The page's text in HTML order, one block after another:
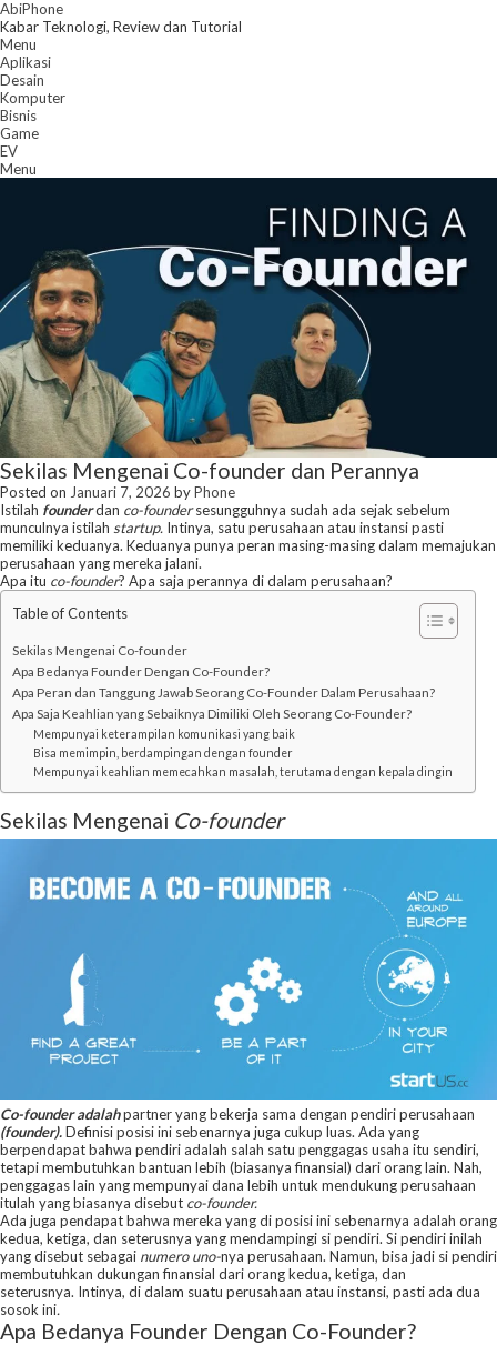
Skip
to
content
AbiPhone
Kabar Teknologi, Review dan Tutorial
Menu
Aplikasi
Desain
Komputer
Bisnis
Game
EV
Menu
Sekilas Mengenai Co-founder dan Perannya
Posted on Januari 7, 2026 byPhone
Istilah founderdan co-foundersesungguhnya sudah ada sejak sebelum
munculnya istilah startup. Intinya, satu perusahaan atau instansi pasti
memiliki keduanya. Keduanya punya peran masing-masing dalam memajukan
perusahaan yang mereka jalani.
Apa itu co-founder? Apa saja perannya di dalam perusahaan?
Table of Contents
Sekilas Mengenai Co-founder
Apa Bedanya Founder Dengan Co-Founder?
Apa Peran dan Tanggung Jawab Seorang Co-Founder Dalam Perusahaan?
Apa Saja Keahlian yang Sebaiknya Dimiliki Oleh Seorang Co-Founder?
Mempunyai keterampilan komunikasi yang baik
Bisa memimpin, berdampingan dengan founder
Mempunyai keahlian memecahkan masalah, terutama dengan kepala dingin
Sekilas Mengenai Co-founder
Co-founder adalahpartner yang bekerja sama dengan pendiri perusahaan
(founder).Definisi posisi ini sebenarnya juga cukup luas. Ada yang
berpendapat bahwa pendiri adalah salah satu penggagas usaha itu sendiri,
tetapi membutuhkan bantuan lebih (biasanya finansial) dari orang lain. Nah,
penggagas lain yang mempunyai dana lebih untuk mendukung perusahaan
itulah yang biasanya disebut co-founder.
Ada juga pendapat bahwa mereka yang di posisi ini sebenarnya adalah orang
kedua, ketiga, dan seterusnya yang mendampingi si pendiri. Si pendiri inilah
yang disebut sebagai numero uno-nya perusahaan. Namun, bisa jadi si pendiri
membutuhkan dukungan finansial dari orang kedua, ketiga, dan
seterusnya. Intinya, di dalam suatu perusahaan atau instansi, pasti ada dua
sosok ini.
Apa Bedanya Founder Dengan Co-Founder?